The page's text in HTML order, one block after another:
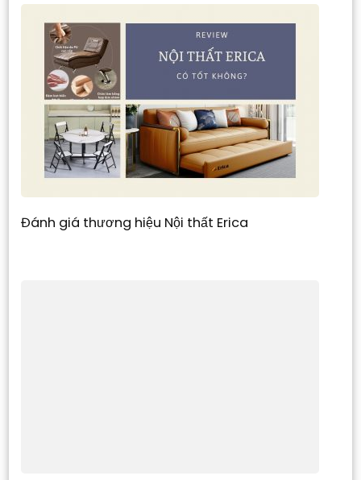
Đánh giá thương hiệu Nội thất Erica